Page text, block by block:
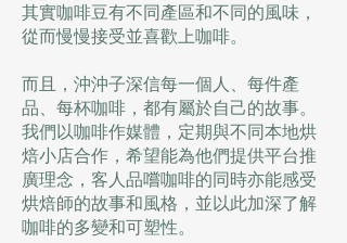
其實咖啡豆有不同產區和不同的風味，
從而慢慢接受並喜歡上咖啡。
而且，沖沖子深信每一個人、每件產
品、每杯咖啡，都有屬於自己的故事。
我們以咖啡作媒體，定期與不同本地烘
焙小店合作，希望能為他們提供平台推
廣理念，客人品嚐咖啡的同時亦能感受
烘焙師的故事和風格，並以此加深了解
咖啡的多變和可塑性。